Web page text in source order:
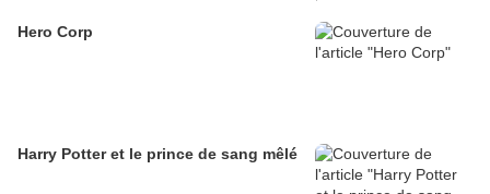
Hero Corp
Harry Potter et le prince de sang mêlé